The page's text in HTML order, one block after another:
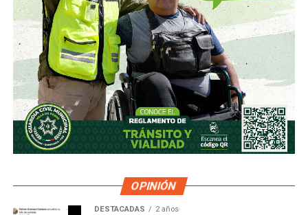
OPINIÓN
DESTACADAS 2 años